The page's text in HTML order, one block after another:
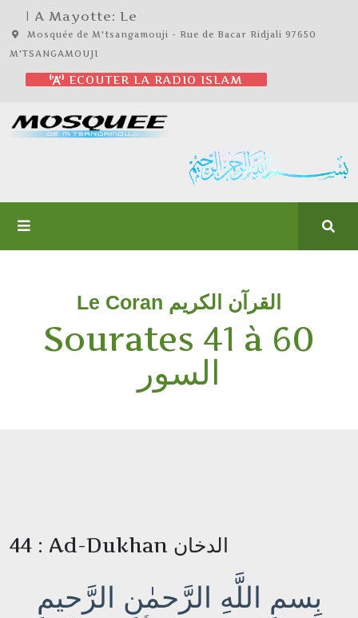
| A Mayotte: Le
Mosquée de M'tsangamouji - Rue de Bacar Ridjali 97650
M'TSANGAMOUJI
ECOUTER LA RADIO ISLAM
Le Coran القرآن الكريم
Sourates 41 à 60
السور
44 : Ad-Dukhan الدخان
بِسمِ اللَّهِ الرَّحمٰنِ الرَّحيمِ